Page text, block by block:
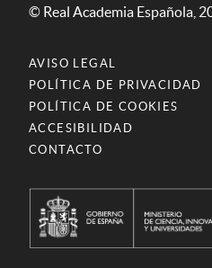
© Real Academia Española,
AVISO LEGAL
POLÍTICA DE PRIVACIDAD
POLÍTICA DE COOKIES
ACCESIBILIDAD
CONTACTO